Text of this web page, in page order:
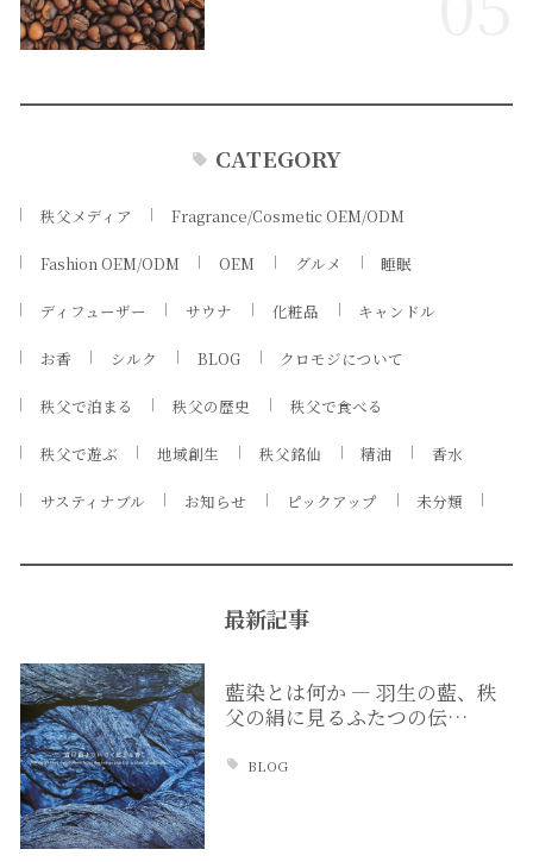
CATEGORY
秩父メディア Fragrance/Cosmetic OEM/ODM
Fashion OEM/ODM OEM グルメ 睡眠
ディフューザー サウナ 化粧品 キャンドル
お香 シルク BLOG クロモジについて
秩父で泊まる 秩父の歴史 秩父で食べる
秩父で遊ぶ 地域創生 秩父銘仙 精油 香水
サスティナブル お知らせ ピックアップ 未分類
最新記事
藍染とは何か ― 羽生の藍、秩
父の絹に見るふたつの伝…
BLOG